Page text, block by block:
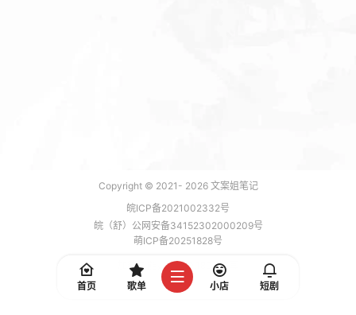
Copyright © 2021- 2026文案姐笔记
皖ICP备2021002332号
皖（舒）公网安备34152302000209号
萌ICP备20251828号
加载 7 能，功耗 0.1801 焦耳
首页
歌单 小店 短剧